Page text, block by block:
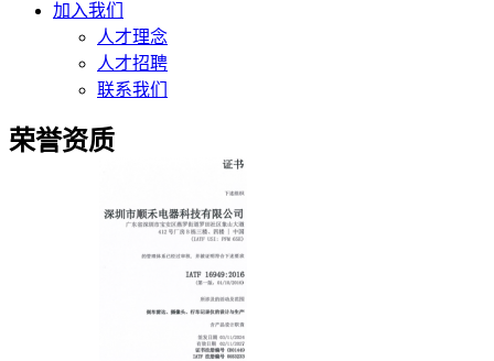
加入我们
人才理念
人才招聘
联系我们
荣誉资质